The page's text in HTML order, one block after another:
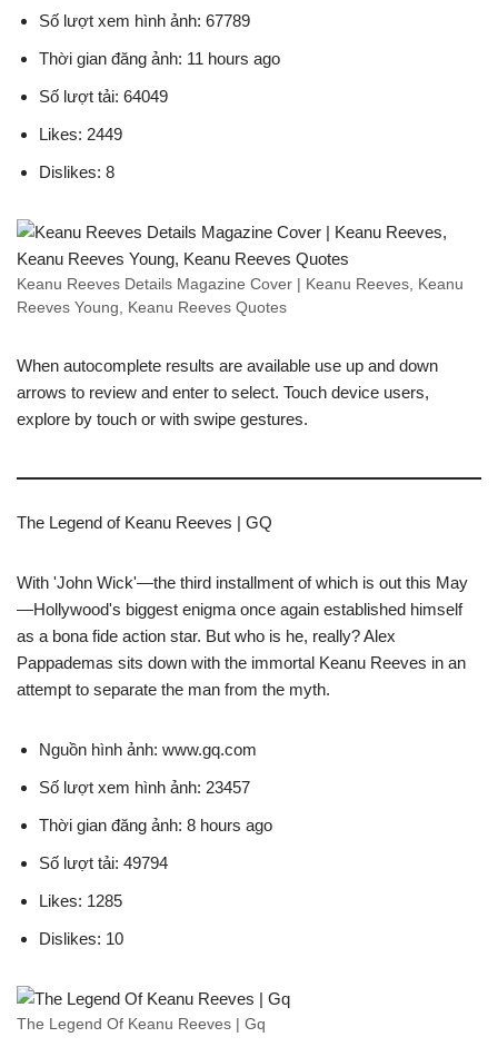
Số lượt xem hình ảnh: 67789
Thời gian đăng ảnh: 11 hours ago
Số lượt tải: 64049
Likes: 2449
Dislikes: 8
Keanu Reeves Details Magazine Cover | Keanu Reeves, Keanu
Reeves Young, Keanu Reeves Quotes
When autocomplete results are available use up and down
arrows to review and enter to select. Touch device users,
explore by touch or with swipe gestures.
The Legend of Keanu Reeves | GQ
With 'John Wick'—the third installment of which is out this May
—Hollywood's biggest enigma once again established himself
as a bona fide action star. But who is he, really? Alex
Pappademas sits down with the immortal Keanu Reeves in an
attempt to separate the man from the myth.
Nguồn hình ảnh: www.gq.com
Số lượt xem hình ảnh: 23457
Thời gian đăng ảnh: 8 hours ago
Số lượt tải: 49794
Likes: 1285
Dislikes: 10
The Legend Of Keanu Reeves | Gq